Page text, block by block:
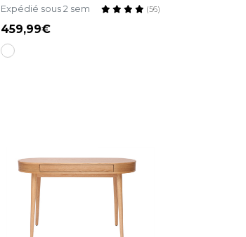
et blanc L140 cm CALIX
Expédié sous 2 sem (56)
459,99